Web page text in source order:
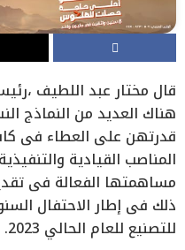
قال مختار عبد اللطيف
هناك العديد من النماذج
قدرتهن على العطاء في
المناصب القيادية
مساهمتها الفعالة في
ذلك في إطار الاحتفال
للتصنيع للعام الحالي 2023.